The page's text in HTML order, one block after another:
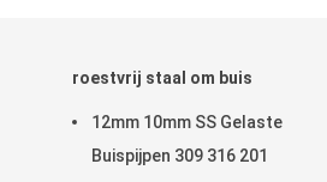
roestvrij staal om buis
12mm 10mm SS Gelaste
Buispijpen 309 316 201